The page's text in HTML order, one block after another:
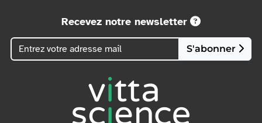
Recevez notre newsletter
S'abonner